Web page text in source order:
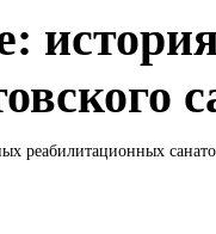
реабилитационных